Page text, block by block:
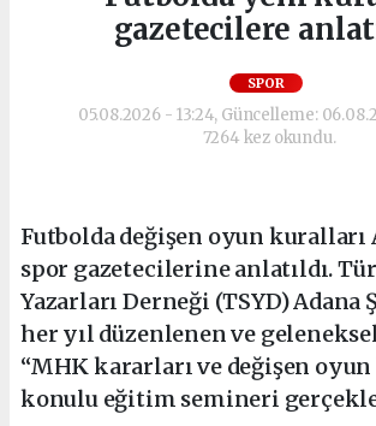
gazetecilere
SPOR
05.08.2026 - 13:24, Güncelleme:
7264 kez okundu.
Futbolda değişen oyun kuralları
spor gazetecilerine anlatıldı.
Yazarları Derneği (TSYD) Adana
her yıl düzenlenen ve
“MHK kararları ve değişen
konulu eğitim semineri